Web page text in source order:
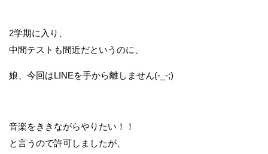
2学期に入り、
中間テストも間近だというのに、
娘、今回はLINEを手から離しません(-_-;)
音楽をききながらやりたい！！
と言うので許可しましたが、